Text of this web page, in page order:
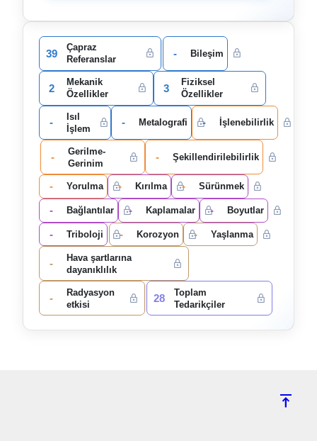
39
Çapraz
Referanslar
- Bileşim
2
Mekanik
Özellikler
3
Fiziksel
Özellikler
-
Isıl
İşlem
- Metalografi - İşlenebilirlik
-
Gerilme-
Gerinim
- Şekillendirilebilirlik
- Yorulma - Kırılma - Sürünmek
- Bağlantılar - Kaplamalar - Boyutlar
- Triboloji - Korozyon - Yaşlanma
-
Hava şartlarına
dayanıklılık
-
Radyasyon
etkisi
28
Toplam
Tedarikçiler
vertical_align_top